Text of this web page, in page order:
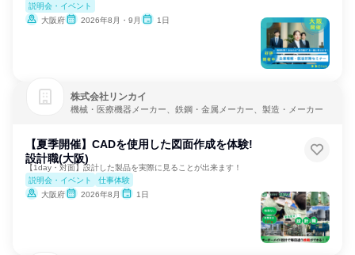
説明会・イベント
大阪府
2026年8月・9月 1日
株式会社リンカイ
機械・医療機器メーカー、鉄鋼・金属メーカー、製造・メーカー
【夏季開催】CADを使用した図面作成を体験!
設計職(大阪)
【1day・対面】設計した製品を実際に見ることが出来ます！
説明会・イベント
仕事体験
大阪府
2026年8月 1日